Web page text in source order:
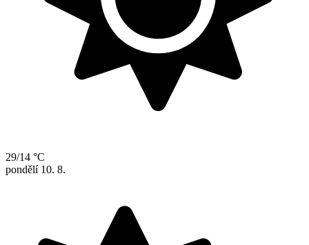
29/14 °C
pondělí 10. 8.